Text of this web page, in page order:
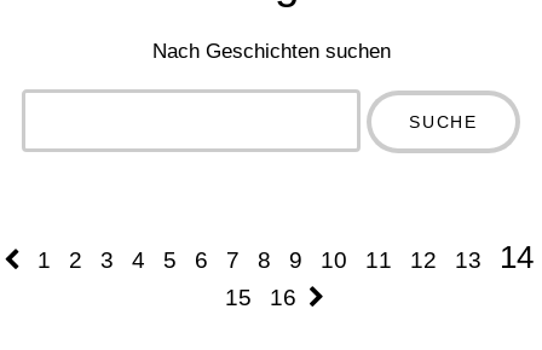
Nach Geschichten suchen
Type 2 or
more
1 2 3 4 5 6 7 8 9 10 11 12 13 14
15 16